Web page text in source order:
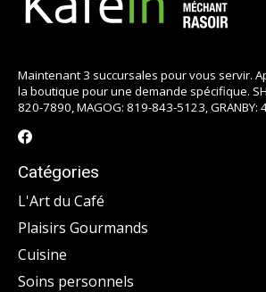
Maintenant 3 succursales pour vous servir.
la boutique pour une demande spécifique.
820-7890, MAGOG: 819-843-5123, GRANBY:
Catégories
L'Art du Café
Plaisirs Gourmands
Cuisine
Soins personnels